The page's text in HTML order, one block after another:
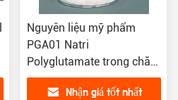
Nguyên liệu mỹ phẩm
PGA01 Natri
Polyglutamate trong chăm
sóc da CAS 28829-38-1
Nhận giá tốt nhất